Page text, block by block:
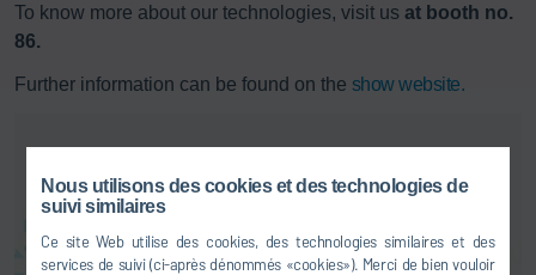
Nous utilisons des cookies et des technologies de
suivi similaires
Ce site Web utilise des cookies, des technologies similaires et des
services de suivi (ci-après dénommés «cookies»). Merci de bien vouloir
To know more about our technologies, visit us at booth no.
86.
Further information can be found on the show website.